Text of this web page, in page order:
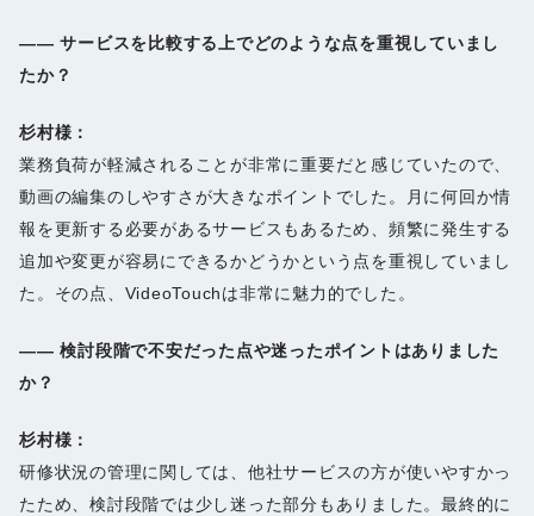
―― サービスを比較する上でどのような点を重視していまし
たか？
杉村様：
業務負荷が軽減されることが非常に重要だと感じていたので、
動画の編集のしやすさが大きなポイントでした。月に何回か情
報を更新する必要があるサービスもあるため、頻繁に発生する
追加や変更が容易にできるかどうかという点を重視していまし
た。その点、VideoTouchは非常に魅力的でした。
―― 検討段階で不安だった点や迷ったポイントはありました
か？
杉村様：
研修状況の管理に関しては、他社サービスの方が使いやすかっ
たため、検討段階では少し迷った部分もありました。最終的に